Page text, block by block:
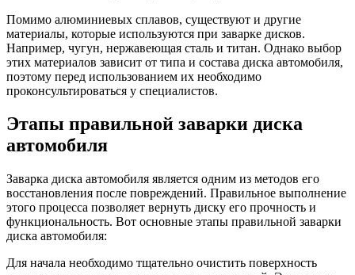
Помимо алюминиевых сплавов, существуют и другие
материалы, которые используются при заварке дисков.
Например, чугун, нержавеющая сталь и титан. Однако выбор
этих материалов зависит от типа и состава диска автомобиля,
поэтому перед использованием их необходимо
проконсультироваться у специалистов.
Этапы правильной заварки диска
автомобиля
Заварка диска автомобиля является одним из методов его
восстановления после повреждений. Правильное выполнение
этого процесса позволяет вернуть диску его прочность и
функциональность. Вот основные этапы правильной заварки
диска автомобиля:
Для начала необходимо тщательно очистить поверхность